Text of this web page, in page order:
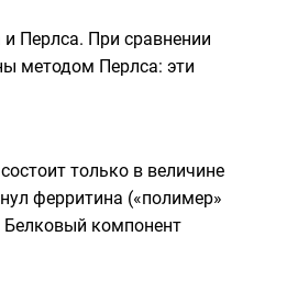
Перлса. При сравнении
методом Перлса: эти
только в величине
ферритина («полимер»
Белковый компонент